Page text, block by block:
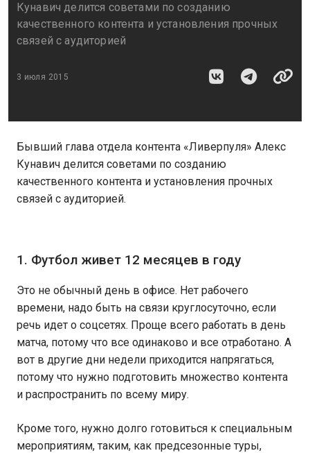
Кунавич делится советами по созданию
качественного контента и установления прочных
связей с аудиторией
3 июля 2015
Бывший глава отдела контента «Ливерпуля» Алекс
Кунавич делится советами по созданию
качественного контента и установления прочных
связей с аудиторией.
1. Футбол живет 12 месяцев в году
Это не обычный день в офисе. Нет рабочего
времени, надо быть на связи круглосуточно, если
речь идет о соцсетях. Проще всего работать в день
матча, потому что все одинаково и все отработано. А
вот в другие дни недели приходится напрягаться,
потому что нужно подготовить множество контента
и распространить по всему миру.
Кроме того, нужно долго готовиться к специальным
мероприятиям, таким, как предсезонные туры,